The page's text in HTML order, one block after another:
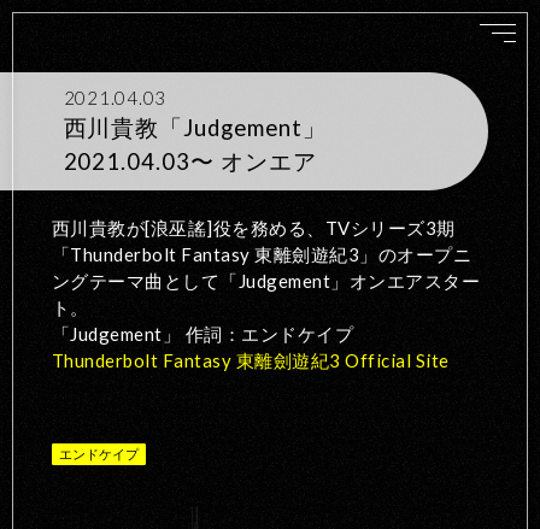
2021.04.03
西川貴教「Judgement」
2021.04.03〜 オンエア
西川貴教が[浪巫謠]役を務める、TVシリーズ3期
「Thunderbolt Fantasy 東離劍遊紀3」のオープニ
ングテーマ曲として「Judgement」オンエアスター
ト。
「Judgement」 作詞：エンドケイプ
Thunderbolt Fantasy 東離劍遊紀3 Official Site
エンドケイプ